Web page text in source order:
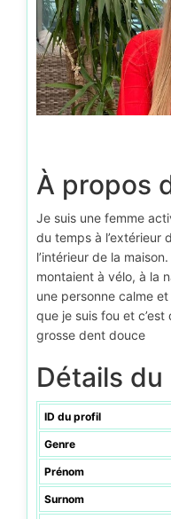
À propos
Je suis une femme
du temps à l’extérieur
l’intérieur de la
montaient à vélo, à la
une personne calme
que je suis fou et
grosse dent douce
Détails
ID du profil
Genre
Prénom
Surnom